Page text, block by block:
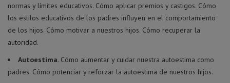
normas y límites educativos. Cómo aplicar premios y castigos. Cómo
los estilos educativos de los padres influyen en el comportamiento
de los hijos. Cómo motivar a nuestros hijos. Cómo recuperar la
autoridad.
Autoestima. Cómo aumentar y cuidar nuestra autoestima como
padres. Cómo potenciar y reforzar la autoestima de nuestros hijos.